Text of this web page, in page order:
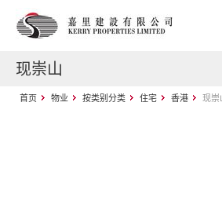
现崇山
首页 物业 按类别分类 住宅 香港 现崇